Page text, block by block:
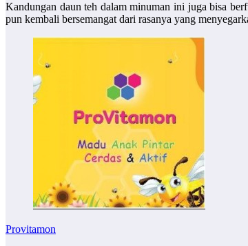
Kandungan daun teh dalam minuman ini juga bisa
pun kembali bersemangat dari rasanya yang
Provitamon